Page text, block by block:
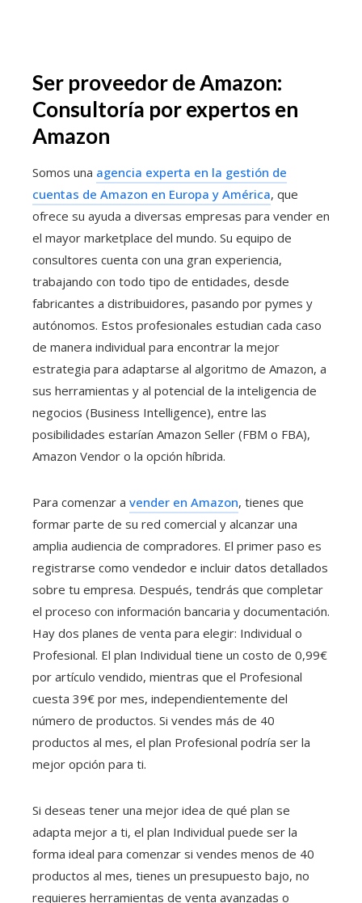
Ser proveedor de Amazon:
Consultoría por expertos en
Amazon
Somos una agencia experta en la gestión de
cuentas de Amazon en Europa y América, que
ofrece su ayuda a diversas empresas para vender en
el mayor marketplace del mundo. Su equipo de
consultores cuenta con una gran experiencia,
trabajando con todo tipo de entidades, desde
fabricantes a distribuidores, pasando por pymes y
autónomos. Estos profesionales estudian cada caso
de manera individual para encontrar la mejor
estrategia para adaptarse al algoritmo de Amazon, a
sus herramientas y al potencial de la inteligencia de
negocios (Business Intelligence), entre las
posibilidades estarían Amazon Seller (FBM o FBA),
Amazon Vendor o la opción híbrida.
Para comenzar a vender en Amazon, tienes que
formar parte de su red comercial y alcanzar una
amplia audiencia de compradores. El primer paso es
registrarse como vendedor e incluir datos detallados
sobre tu empresa. Después, tendrás que completar
el proceso con información bancaria y documentación.
Hay dos planes de venta para elegir: Individual o
Profesional. El plan Individual tiene un costo de 0,99€
por artículo vendido, mientras que el Profesional
cuesta 39€ por mes, independientemente del
número de productos. Si vendes más de 40
productos al mes, el plan Profesional podría ser la
mejor opción para ti.
Si deseas tener una mejor idea de qué plan se
adapta mejor a ti, el plan Individual puede ser la
forma ideal para comenzar si vendes menos de 40
productos al mes, tienes un presupuesto bajo, no
requieres herramientas de venta avanzadas o